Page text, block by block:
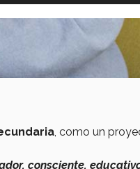
, como un
consciente,